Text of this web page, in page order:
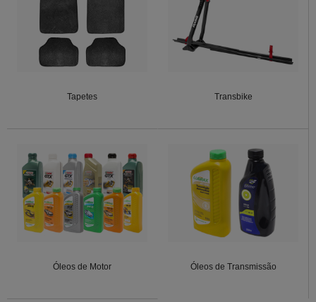
Tapetes Transbike
Óleos de Motor Óleos de Transmissão